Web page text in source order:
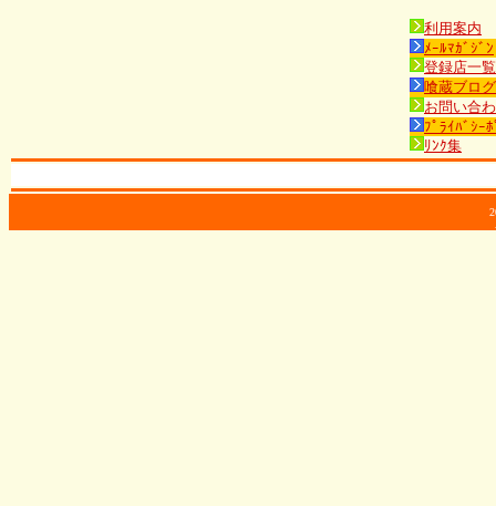
利用案内
ﾒｰﾙﾏｶﾞｼﾞﾝ
登録店一覧
喰蔵ブログ
お問い合
ﾌﾟﾗｲﾊﾞｼｰ
ﾘﾝｸ集